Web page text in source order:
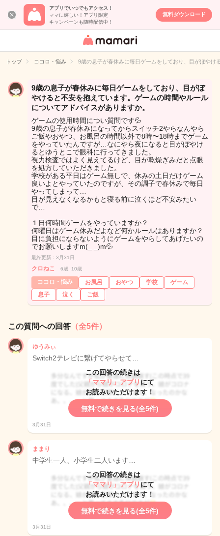
アプリでいつでもアクセス！
ママに嬉しい！アプリ限定
キャンペーンも随時配信中！
無料ダウンロード
女性専用匿名QA
イト
トップ ココロ・悩み 9歳の息子が春休みに毎日ゲームをしており、目がぼや
9歳の息子が春休みに毎日ゲームをしており、目がぼ
やけると不安を抱えています。ゲームの時間やルール
についてアドバイスがありますか。
ゲームの使用時間につい質問です💦
9歳の息子が春休みになってからスイッチ2やらなんやら
ご飯やおやつ、お風呂の時間以外で8時〜18時までゲーム
をやっていたんですが…なにやら夜になると目がぼやけ
るとゆうとこで眼科に行ってきました。
視力検査ではよく見えてるけど、目が乾燥ぎみだと点眼
を処方していただきました。
学校がある平日はゲーム無しで、休みの土日だけゲーム
良いよとやっていたのですが、その調子で春休みで毎日
やってしまって…
目が見えなくなるかもと寝る前に泣くほど不安みたい
で…
１日何時間ゲームをやっていますか？
何曜日はゲーム休みだよなど何かルールはありますか？
目に負担にならないようにゲームをやらしてあげたいの
でお願いしますm(_ _)m💦
最終更新：3月31日
クロねこ 6歳, 10歳
ココロ・悩み お風呂 おやつ 学校
ゲーム
息子
泣く ご飯
この質問への回答 （全5件）
ゆうみぃ
Switch2テレビに繋げてやらせて…
この回答の続きは
「ママリ」アプリ にて
お読みいただけます！
無料で続きを見る(全5件)
3月31日
ままり
中学生一人、小学生二人います…
この回答の続きは
「ママリ」アプリ にて
お読みいただけます！
無料で続きを見る(全5件)
3月31日